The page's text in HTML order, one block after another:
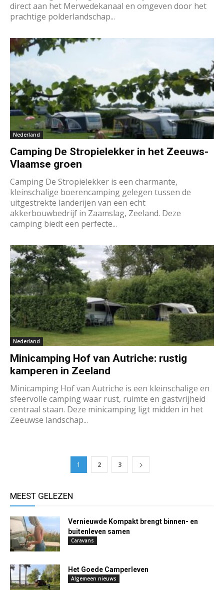
direct aan het Merwedekanaal en omgeven door het
prachtige polderlandschap...
Nederland
Camping De Stropielekker in het Zeeuws-
Vlaamse groen
Camping De Stropielekker is een charmante,
kleinschalige boerencamping gelegen tussen de
uitgestrekte landerijen van een echt
akkerbouwbedrijf in Zaamslag, Zeeland. Deze
camping biedt een perfecte...
Nederland
Minicamping Hof van Autriche: rustig
kamperen in Zeeland
Minicamping Hof van Autriche is een kleinschalige en
sfeervolle camping waar rust, ruimte en gastvrijheid
centraal staan. Deze minicamping ligt midden in het
Zeeuwse landschap...
1 2 3
MEEST GELEZEN
Vernieuwde Kompakt brengt binnen- en
buitenleven samen
Caravans
Het Goede Camperleven
Algemeen nieuws